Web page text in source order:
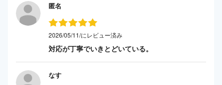
匿名
2026/05/11/にレビュー済み
対応が丁寧でいきとどいている。
なす